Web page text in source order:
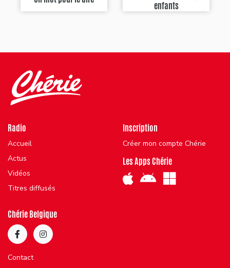
enfants
Radio
Accueil
Actus
Vidéos
Titres diffusés
Inscription
Créer mon compte Chérie
Les Apps Chérie
Chérie Belgique
Contact